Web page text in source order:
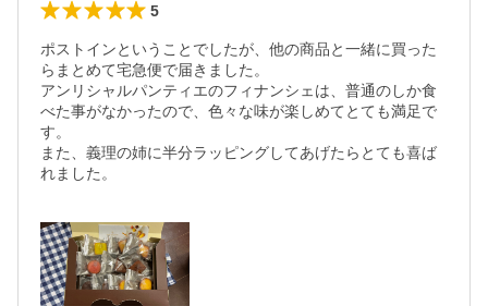
5
ポストインということでしたが、他の商品と一緒に買った
らまとめて宅急便で届きました。
アンリシャルパンティエのフィナンシェは、普通のしか食
べた事がなかったので、色々な味が楽しめてとても満足で
す。
また、義理の姉に半分ラッピングしてあげたらとても喜ば
れました。